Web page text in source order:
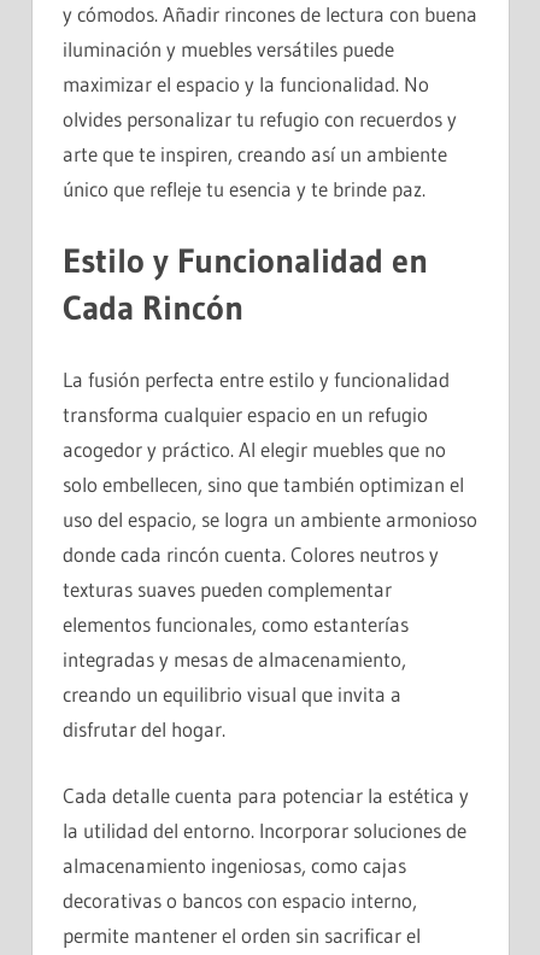
y cómodos. Añadir rincones de lectura con buena
iluminación y muebles versátiles puede
maximizar el espacio y la funcionalidad. No
olvides personalizar tu refugio con recuerdos y
arte que te inspiren, creando así un ambiente
único que refleje tu esencia y te brinde paz.
Estilo y Funcionalidad en
Cada Rincón
La fusión perfecta entre estilo y funcionalidad
transforma cualquier espacio en un refugio
acogedor y práctico. Al elegir muebles que no
solo embellecen, sino que también optimizan el
uso del espacio, se logra un ambiente armonioso
donde cada rincón cuenta. Colores neutros y
texturas suaves pueden complementar
elementos funcionales, como estanterías
integradas y mesas de almacenamiento,
creando un equilibrio visual que invita a
disfrutar del hogar.
Cada detalle cuenta para potenciar la estética y
la utilidad del entorno. Incorporar soluciones de
almacenamiento ingeniosas, como cajas
decorativas o bancos con espacio interno,
permite mantener el orden sin sacrificar el